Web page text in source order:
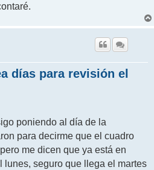
días para revisión el
poniendo al día de la
para decirme que el cuadro
me dicen que ya está en
seguro que llega el martes